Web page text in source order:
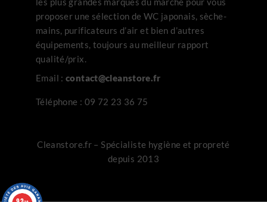
proposer une sélection de WC japonais, sèche-
mains, purificateurs d’air et bien d’autres
équipements, toujours au meilleur rapport
qualité/prix.
Email : contact@cleanstore.fr
Téléphone : 09 72 23 36 75
Cleanstore.fr – Spécialiste hygiène et propreté
depuis 2013